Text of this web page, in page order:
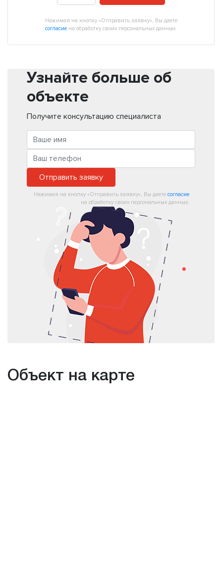
Нажимая на кнопку «Отправить заявку», Вы даете
согласие на обработку своих персональных данных.
Узнайте больше об
объекте
Получите консультацию специалиста
Отправить заявку
Нажимая на кнопку «Отправить заявку», Вы даете согласие
на обработку своих персональных данных.
Объект на карте